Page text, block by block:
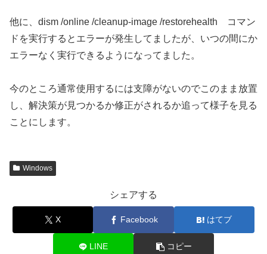
他に、dism /online /cleanup-image /restorehealth コマン
ドを実行するとエラーが発生してましたが、いつの間にか
エラーなく実行できるようになってました。
今のところ通常使用するには支障がないのでこのまま放置
し、解決策が見つかるか修正がされるか追って様子を見る
ことにします。
Windows
シェアする
X Facebook はてブ
LINE コピー